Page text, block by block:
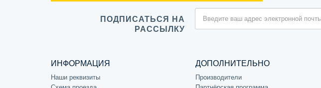
ПОДПИСАТЬСЯ НА
РАССЫЛКУ
ИНФОРМАЦИЯ
Наши реквизиты
ДОПОЛНИТЕЛЬНО
Производители